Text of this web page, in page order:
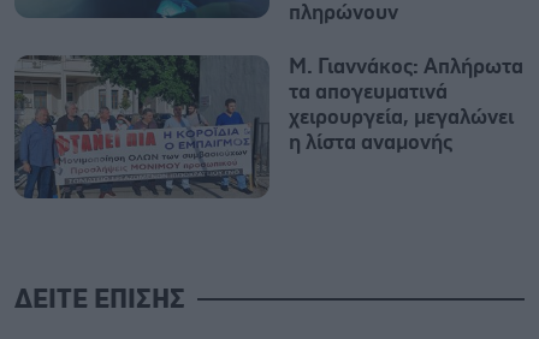
πληρώνουν
Μ. Γιαννάκος: Απλήρωτα
τα απογευματινά
χειρουργεία, μεγαλώνει
η λίστα αναμονής
ΔΕΙΤΕ ΕΠΙΣΗΣ